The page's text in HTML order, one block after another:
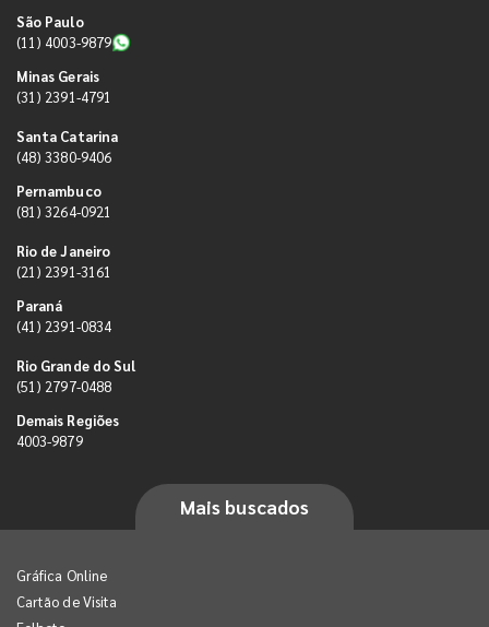
São Paulo
(11) 4003-9879
Minas Gerais
(31) 2391-4791
Santa Catarina
(48) 3380-9406
Pernambuco
(81) 3264-0921
Rio de Janeiro
(21) 2391-3161
Paraná
(41) 2391-0834
Rio Grande do Sul
(51) 2797-0488
Demais Regiões
4003-9879
Mais buscados
Gráfica Online
Cartão de Visita